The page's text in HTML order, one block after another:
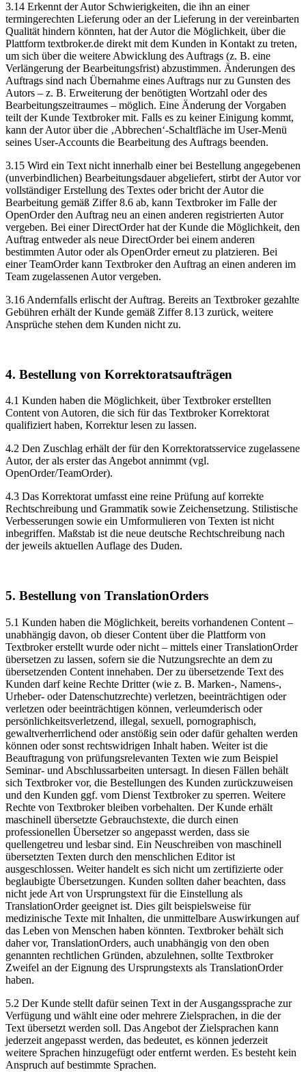
3.14 Erkennt der Autor Schwierigkeiten, die ihn an einer
termingerechten Lieferung oder an der Lieferung in der vereinbarten
Qualität hindern könnten, hat der Autor die Möglichkeit, über die
Plattform textbroker.de direkt mit dem Kunden in Kontakt zu treten,
um sich über die weitere Abwicklung des Auftrags (z. B. eine
Verlängerung der Bearbeitungsfrist) abzustimmen. Änderungen des
Auftrags sind nach Übernahme eines Auftrags nur zu Gunsten des
Autors – z. B. Erweiterung der benötigten Wortzahl oder des
Bearbeitungszeitraumes – möglich. Eine Änderung der Vorgaben
teilt der Kunde Textbroker mit. Falls es zu keiner Einigung kommt,
kann der Autor über die ‚Abbrechen‘-Schaltfläche im User-Menü
seines User-Accounts die Bearbeitung des Auftrags beenden.
3.15 Wird ein Text nicht innerhalb einer bei Bestellung angegebenen
(unverbindlichen) Bearbeitungsdauer abgeliefert, stirbt der Autor vor
vollständiger Erstellung des Textes oder bricht der Autor die
Bearbeitung gemäß Ziffer 8.6 ab, kann Textbroker im Falle der
OpenOrder den Auftrag neu an einen anderen registrierten Autor
vergeben. Bei einer DirectOrder hat der Kunde die Möglichkeit, den
Auftrag entweder als neue DirectOrder bei einem anderen
bestimmten Autor oder als OpenOrder erneut zu platzieren. Bei
einer TeamOrder kann Textbroker den Auftrag an einen anderen im
Team zugelassenen Autor vergeben.
3.16 Andernfalls erlischt der Auftrag. Bereits an Textbroker gezahlte
Gebühren erhält der Kunde gemäß Ziffer 8.13 zurück, weitere
Ansprüche stehen dem Kunden nicht zu.
4. Bestellung von Korrektoratsaufträgen
4.1 Kunden haben die Möglichkeit, über Textbroker erstellten
Content von Autoren, die sich für das Textbroker Korrektorat
qualifiziert haben, Korrektur lesen zu lassen.
4.2 Den Zuschlag erhält der für den Korrektoratsservice zugelassene
Autor, der als erster das Angebot annimmt (vgl.
OpenOrder/TeamOrder).
4.3 Das Korrektorat umfasst eine reine Prüfung auf korrekte
Rechtschreibung und Grammatik sowie Zeichensetzung. Stilistische
Verbesserungen sowie ein Umformulieren von Texten ist nicht
inbegriffen. Maßstab ist die neue deutsche Rechtschreibung nach
der jeweils aktuellen Auflage des Duden.
5. Bestellung von TranslationOrders
5.1 Kunden haben die Möglichkeit, bereits vorhandenen Content –
unabhängig davon, ob dieser Content über die Plattform von
Textbroker erstellt wurde oder nicht – mittels einer TranslationOrder
übersetzen zu lassen, sofern sie die Nutzungsrechte an dem zu
übersetzenden Content innehaben. Der zu übersetzende Text des
Kunden darf keine Rechte Dritter (wie z. B. Marken-, Namens-,
Urheber- oder Datenschutzrechte) verletzen, beeinträchtigen oder
verletzen oder beeinträchtigen können, verleumderisch oder
persönlichkeitsverletzend, illegal, sexuell, pornographisch,
gewaltverherrlichend oder anstößig sein oder dafür gehalten werden
können oder sonst rechtswidrigen Inhalt haben. Weiter ist die
Beauftragung von prüfungsrelevanten Texten wie zum Beispiel
Seminar- und Abschlussarbeiten untersagt. In diesen Fällen behält
sich Textbroker vor, die Bestellungen des Kunden zurückzuweisen
und den Kunden ggf. vom Dienst Textbroker zu sperren. Weitere
Rechte von Textbroker bleiben vorbehalten. Der Kunde erhält
maschinell übersetzte Gebrauchstexte, die durch einen
professionellen Übersetzer so angepasst werden, dass sie
quellengetreu und lesbar sind. Ein Neuschreiben von maschinell
übersetzten Texten durch den menschlichen Editor ist
ausgeschlossen. Weiter handelt es sich nicht um zertifizierte oder
beglaubigte Übersetzungen. Kunden sollten daher beachten, dass
nicht jede Art von Ursprungstext für die Einstellung als
TranslationOrder geeignet ist. Dies gilt beispielsweise für
medizinische Texte mit Inhalten, die unmittelbare Auswirkungen auf
das Leben von Menschen haben könnten. Textbroker behält sich
daher vor, TranslationOrders, auch unabhängig von den oben
genannten rechtlichen Gründen, abzulehnen, sollte Textbroker
Zweifel an der Eignung des Ursprungstexts als TranslationOrder
haben.
5.2 Der Kunde stellt dafür seinen Text in der Ausgangssprache zur
Verfügung und wählt eine oder mehrere Zielsprachen, in die der
Text übersetzt werden soll. Das Angebot der Zielsprachen kann
jederzeit angepasst werden, das bedeutet, es können jederzeit
weitere Sprachen hinzugefügt oder entfernt werden. Es besteht kein
Anspruch auf bestimmte Sprachen.